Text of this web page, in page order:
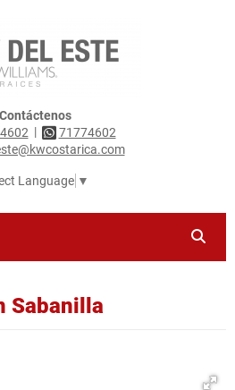
Contáctenos
|
71774602
Language ▼
Sabanilla